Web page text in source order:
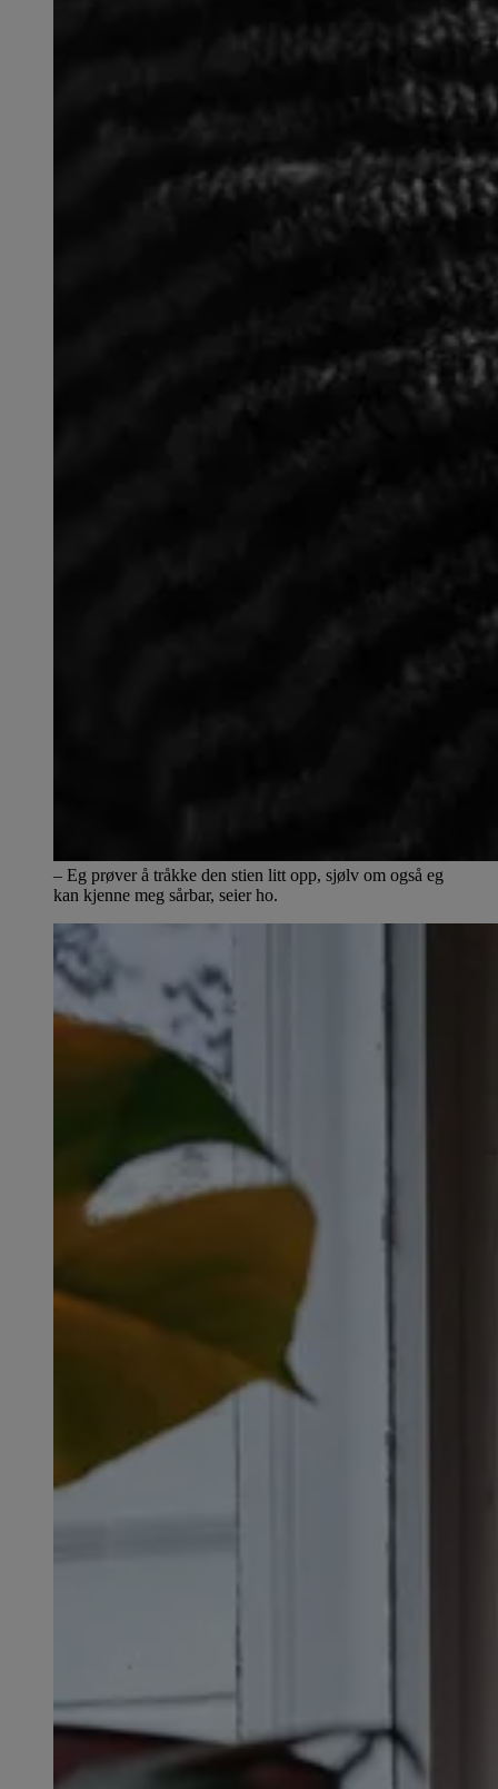
– Eg prøver å tråkke den stien litt opp, sjølv om også eg
kan kjenne meg sårbar, seier ho.